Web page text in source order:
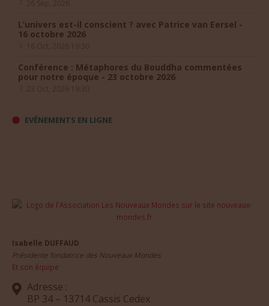
L’univers est-il conscient ? avec Patrice van Eersel -
16 octobre 2026
Conférence : Métaphores du Bouddha commentées
pour notre époque - 23 octobre 2026
EVÉNEMENTS EN LIGNE
Isabelle DUFFAUD
Présidente fondatrice des Nouveaux Mondes
Et son équipe
Adresse :
BP 34 – 13714 Cassis Cedex